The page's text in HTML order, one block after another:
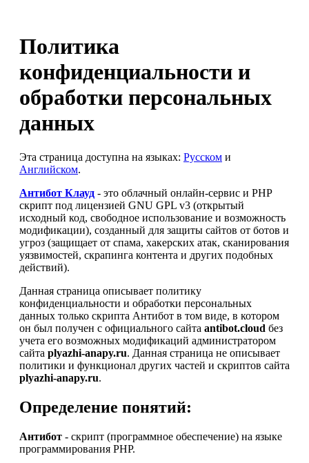
Политика
конфиденциальности и
обработки персональных
данных
Эта страница доступна на языках: Русском и
Английском.
Антибот Клауд - это облачный онлайн-сервис и PHP
скрипт под лицензией GNU GPL v3 (открытый
исходный код, свободное использование и возможность
модификации), созданный для защиты сайтов от ботов и
угроз (защищает от спама, хакерских атак, сканирования
уязвимостей, скрапинга контента и других подобных
действий).
Данная страница описывает политику
конфиденциальности и обработки персональных
данных только скрипта Антибот в том виде, в котором
он был получен с официального сайта antibot.cloud без
учета его возможных модификаций администратором
сайта plyazhi-anapy.ru. Данная страница не описывает
политики и функционал других частей и скриптов сайта
plyazhi-anapy.ru.
Определение понятий:
Антибот - скрипт (программное обеспечение) на языке
программирования PHP.